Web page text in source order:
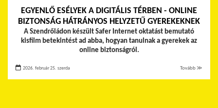
EGYENLŐ ESÉLYEK A DIGITÁLIS TÉRBEN - ONLINE
BIZTONSÁG HÁTRÁNYOS HELYZETŰ GYEREKEKNEK
A Szendrőládon készült Safer Internet oktatást bemutató
kisfilm betekintést ad abba, hogyan tanulnak a gyerekek az
online biztonságról.
2026. február 25. szerda Tovább ≫